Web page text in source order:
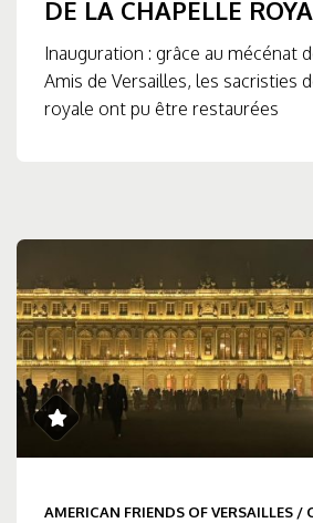
DE LA CHAPELLE
Inauguration : grâce au mécénat
Amis de Versailles, les sacristies
royale ont pu être restaurées
AMERICAN FRIENDS OF VERSAILLES /